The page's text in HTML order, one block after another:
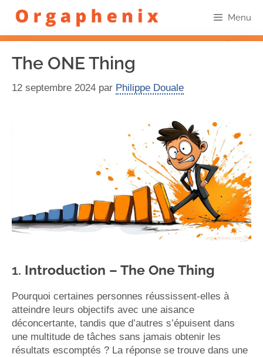
Menu
The ONE Thing
12 septembre 2024 par Philippe Douale
1. Introduction – The One Thing
Pourquoi certaines personnes réussissent-elles à
atteindre leurs objectifs avec une aisance
déconcertante, tandis que d’autres s’épuisent dans
une multitude de tâches sans jamais obtenir les
résultats escomptés ? La réponse se trouve dans une